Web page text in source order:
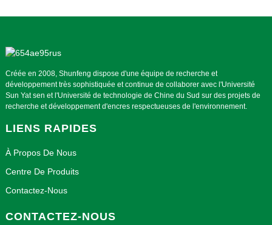
Créée en 2008, Shunfeng dispose d'une équipe de recherche et
développement très sophistiquée et continue de collaborer avec l'Université
Sun Yat sen et l'Université de technologie de Chine du Sud sur des projets de
recherche et développement d'encres respectueuses de l'environnement.
LIENS RAPIDES
À Propos De Nous
Centre De Produits
Contactez-Nous
CONTACTEZ-NOUS